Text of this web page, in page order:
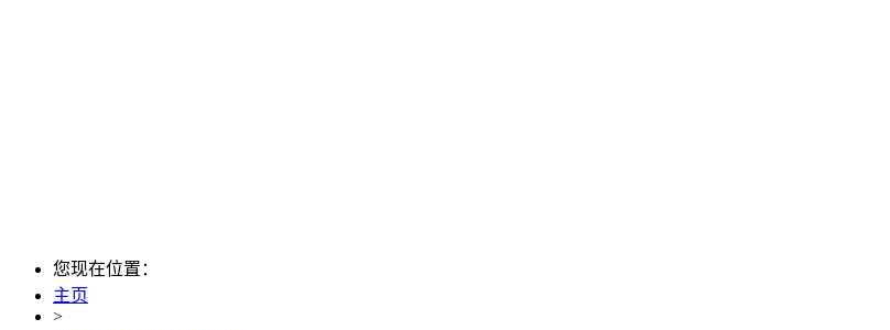
您现在位置：
主页
>